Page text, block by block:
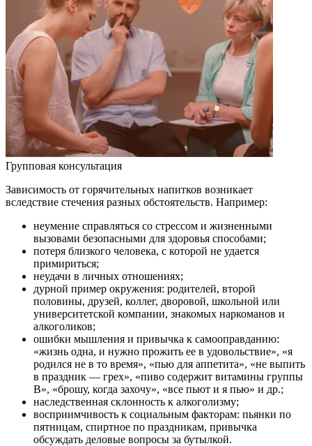
Групповая консультация
Зависимость от горячительных напитков возникает
вследствие стечения разных обстоятельств. Например:
неумение справляться со стрессом и жизненными
вызовами безопасными для здоровья способами;
потеря близкого человека, с которой не удается
примириться;
неудачи в личных отношениях;
дурной пример окружения: родителей, второй
половины, друзей, коллег, дворовой, школьной или
университетской компании, знакомых наркоманов и
алкоголиков;
ошибки мышления и привычка к самооправданию:
«жизнь одна, и нужно прожить ее в удовольствие», «я
родился не в то время», «пью для аппетита», «не выпить
в праздник — грех», «пиво содержит витамины группы
В», «брошу, когда захочу», «все пьют и я пью» и др.;
наследственная склонность к алкоголизму;
восприимчивость к социальным факторам: пьянки по
пятницам, спиртное по праздникам, привычка
обсуждать деловые вопросы за бутылкой.